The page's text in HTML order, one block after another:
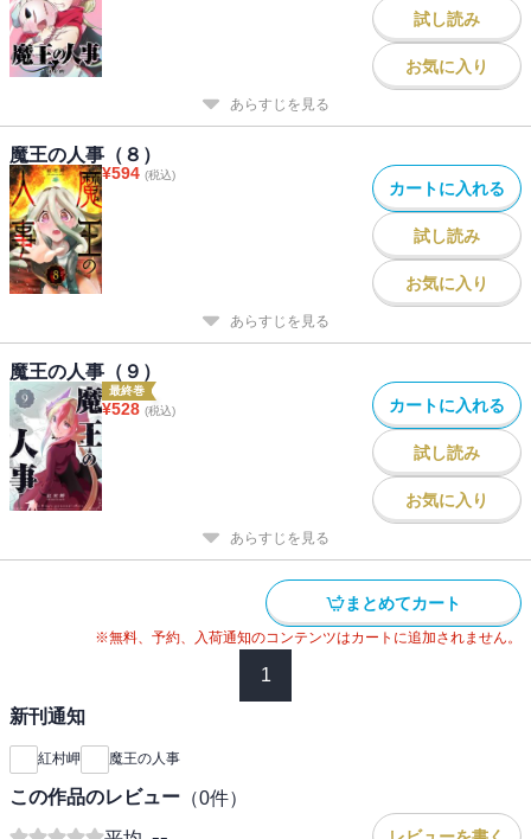
試し読み
お気に入り
あらすじを見る
魔王の人事（８）
¥594 (税込)
カートに入れる
試し読み
お気に入り
あらすじを見る
魔王の人事（９）
最終巻
¥528 (税込) カートに入れる
試し読み
お気に入り
あらすじを見る
まとめてカート
※無料、予約、入荷通知のコンテンツはカートに追加されません。
1
新刊通知
紅村岬 魔王の人事
この作品のレビュー （0件）